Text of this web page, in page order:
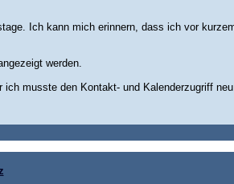
Ich kann mich erinnern, dass ich vor
werden.
musste den Kontakt- und Kalenderzugriff